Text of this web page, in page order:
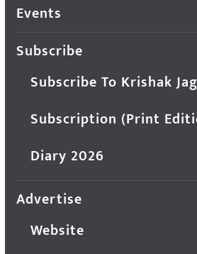
Events
Subscribe
Subscribe To Krishak
Subscription (Print
Diary 2026
Advertise
Website